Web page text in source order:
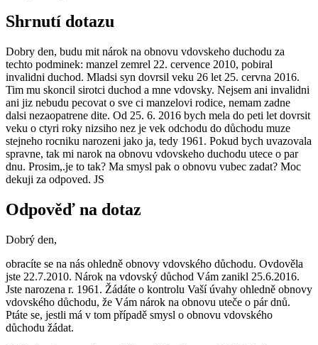
Shrnutí dotazu
Dobry den, budu mit nárok na obnovu vdovskeho duchodu za
techto podminek: manzel zemrel 22. cervence 2010, pobiral
invalidni duchod. Mladsi syn dovrsil veku 26 let 25. cervna 2016.
Tim mu skoncil sirotci duchod a mne vdovsky. Nejsem ani invalidni
ani jiz nebudu pecovat o sve ci manzelovi rodice, nemam zadne
dalsi nezaopatrene dite. Od 25. 6. 2016 bych mela do peti let dovrsit
veku o ctyri roky nizsiho nez je vek odchodu do důchodu muze
stejneho rocniku narozeni jako ja, tedy 1961. Pokud bych uvazovala
spravne, tak mi narok na obnovu vdovskeho duchodu utece o par
dnu. Prosim,.je to tak? Ma smysl pak o obnovu vubec zadat? Moc
dekuji za odpoved. JS
Odpověď na dotaz
Dobrý den,
obracíte se na nás ohledně obnovy vdovského důchodu. Ovdověla
jste 22.7.2010. Nárok na vdovský důchod Vám zanikl 25.6.2016.
Jste narozena r. 1961. Žádáte o kontrolu Vaší úvahy ohledně obnovy
vdovského důchodu, že Vám nárok na obnovu uteče o pár dnů.
Ptáte se, jestli má v tom případě smysl o obnovu vdovského
důchodu žádat.